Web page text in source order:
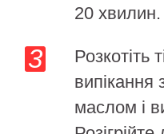
20 хвилин.
Розкотіть
випікання
маслом і